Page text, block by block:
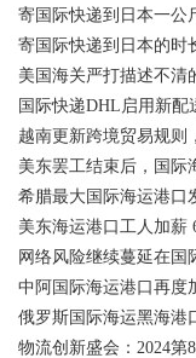
寄国际快递到日本一公
寄国际快递到日本的时
美国海关严打描述不清
国际快递DHL启用新配
越南更新跨境贸易规则
美东罢工结束后，国际
希腊最大国际海运港口
美东海运港口工人加薪
网络风险继续蔓延在国
中阿国际海运港口再度
俄罗斯国际海运黑海港
物流创新盛会：2024第